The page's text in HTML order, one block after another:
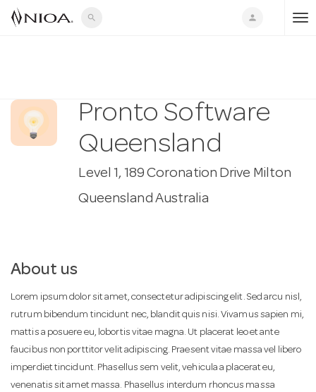
search person
Pronto Software
Queensland
Level 1, 189 Coronation Drive Milton
Queensland Australia
About us
Lorem ipsum dolor sit amet, consectetur adipiscing elit. Sed arcu nisl,
rutrum bibendum tincidunt nec, blandit quis nisi. Vivamus sapien mi,
mattis a posuere eu, lobortis vitae magna. Ut placerat leo et ante
faucibus non porttitor velit adipiscing. Praesent vitae massa vel libero
imperdiet tincidunt. Phasellus sem velit, vehicula a placerat eu,
venenatis sit amet massa. Phasellus interdum rhoncus massa